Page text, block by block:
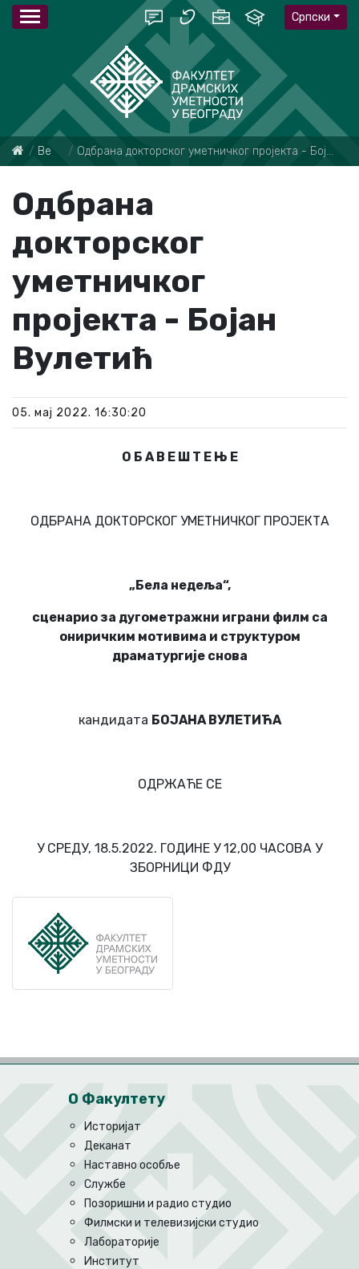
Српски
Вести Одбрана докторског уметничког пројекта - Бојан Вулетић
Одбрана
докторског
уметничког
пројекта - Бојан
Вулетић
05. мај 2022. 16:30:20
О Б А В Е Ш Т Е Њ Е
ОДБРАНА ДОКТОРСКОГ УМЕТНИЧКОГ ПРОЈЕКТА
„Бела недеља“,
сценарио за дугометражни играни филм са
ониричким мотивима и структуром
драматургије снова
кандидатa БОЈАНА ВУЛЕТИЋА
ОДРЖАЋЕ СЕ
У СРЕДУ, 18.5.2022. ГОДИНЕ У 12,00 ЧАСОВА У
ЗБОРНИЦИ ФДУ
О Факултету
Историјат
Деканат
Наставно особље
Службе
Позоришни и радио студио
Филмски и телевизијски студио
Лабораторије
Институт